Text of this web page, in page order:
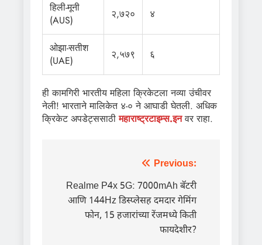
हिली-मूनी
(AUS)
२,७२० ४
ओझा-सतीश
(UAE)
२,५७९ ६
ही कामगिरी भारतीय महिला क्रिकेटला नव्या उंचीवर
नेली! भारताने मालिकेत ४-० ने आघाडी घेतली. अधिक
क्रिकेट अपडेट्ससाठीमहाराष्ट्रटाइम्स.इनवर राहा.
navigation
Previous:
Realme P4x 5G: 7000mAh बॅटरी
आणि 144Hz डिस्प्लेसह दमदार गेमिंग
फोन, 15 हजारांच्या रेंजमध्ये किती
फायदेशीर?